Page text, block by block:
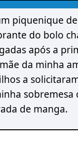
piquenique
do bolo
após a
da minha
a
sobremesa
de manga.